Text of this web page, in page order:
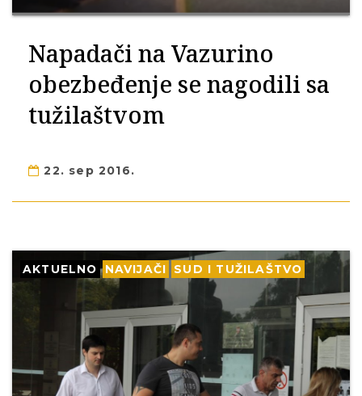
Napadači na Vazurino
obezbeđenje se nagodili sa
tužilaštvom
22. sep 2016.
AKTUELNO NAVIJAČI SUD I TUŽILAŠTVO